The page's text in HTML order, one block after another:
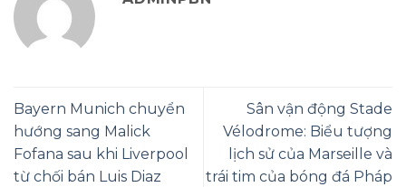
Bayern Munich chuyển
hướng sang Malick
Fofana sau khi Liverpool
từ chối bán Luis Diaz
Sân vận động Stade
Vélodrome: Biểu tượng
lịch sử của Marseille và
trái tim của bóng đá Pháp